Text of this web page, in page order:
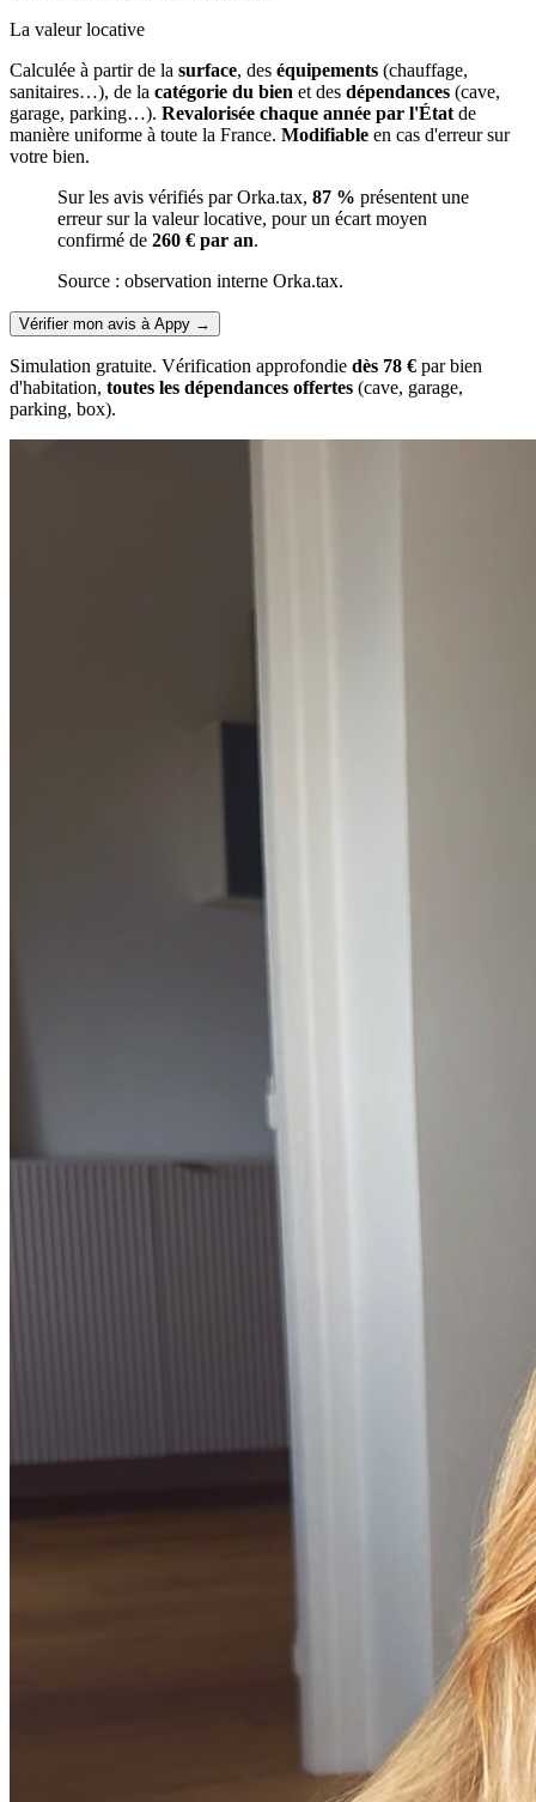
La valeur locative
Calculée à partir de la surface, des équipements (chauffage,
sanitaires…), de la catégorie du bien et des dépendances (cave,
garage, parking…). Revalorisée chaque année par l'État de
manière uniforme à toute la France. Modifiable en cas d'erreur sur
votre bien.
Sur les avis vérifiés par Orka.tax, 87 % présentent une
erreur sur la valeur locative, pour un écart moyen
confirmé de 260 € par an.
Source : observation interne Orka.tax.
Vérifier mon avis à Appy →
Simulation gratuite. Vérification approfondie dès 78 € par bien
d'habitation, toutes les dépendances offertes (cave, garage,
parking, box).